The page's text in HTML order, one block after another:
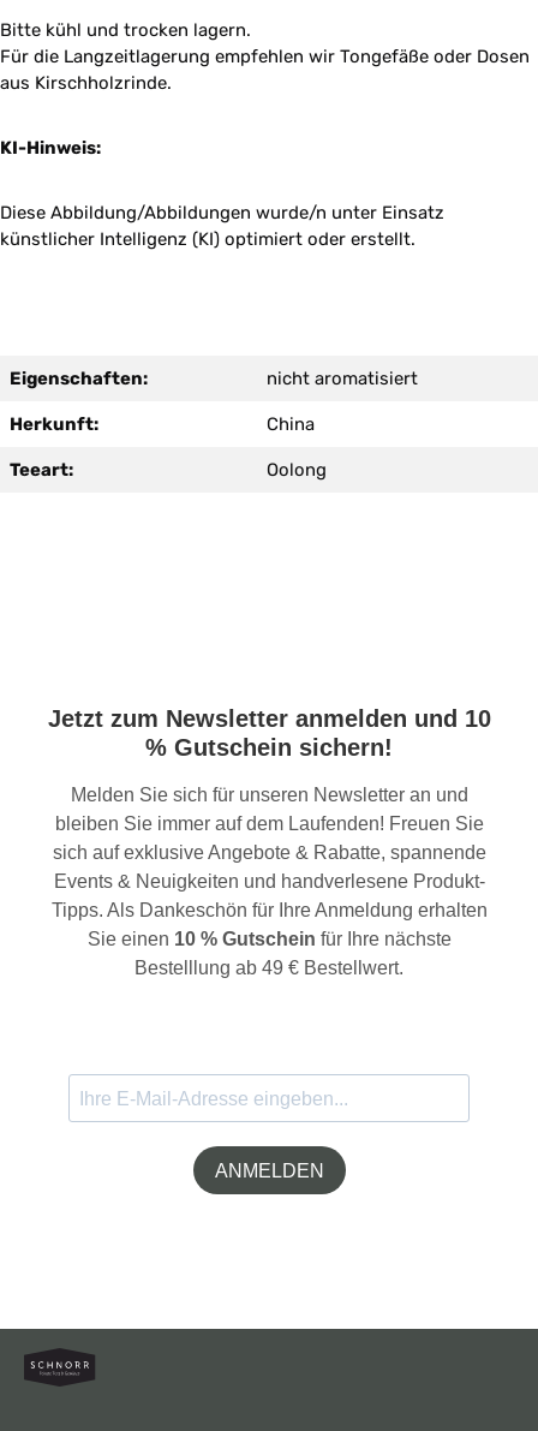
Bitte kühl und trocken lagern.
Für die Langzeitlagerung empfehlen wir Tongefäße oder Dosen
aus Kirschholzrinde.
KI-Hinweis:
Diese Abbildung/Abbildungen wurde/n unter Einsatz
künstlicher Intelligenz (KI) optimiert oder erstellt.
Eigenschaften: nicht aromatisiert
Herkunft: China
Teeart: Oolong
Jetzt zum Newsletter anmelden und 10
% Gutschein sichern!
Melden Sie sich für unseren Newsletter an und
bleiben Sie immer auf dem Laufenden! Freuen Sie
sich auf exklusive Angebote & Rabatte, spannende
Events & Neuigkeiten und handverlesene Produkt-
Tipps. Als Dankeschön für Ihre Anmeldung erhalten
Sie einen 10 % Gutschein für Ihre nächste
Bestelllung ab 49 € Bestellwert.
ANMELDEN